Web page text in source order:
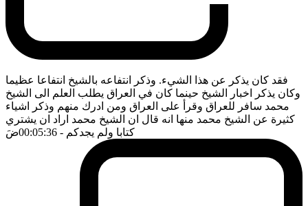
فقد كان يذكر عن هذا الشيء. وذكر انتفاعه بالشيخ انتفاعا عظيما
وكان يذكر اخبار الشيخ حينما كان في العراق يطلب العلم الى الشيخ
محمد سافر للعراق وقرأ على العراق ومن ادرك منهم وذكر اشياء
كثيرة عن الشيخ محمد منها انه قال ان الشيخ محمد اراد ان يشتري
كتابا ولم يجدكم - 00:05:36 ضَ